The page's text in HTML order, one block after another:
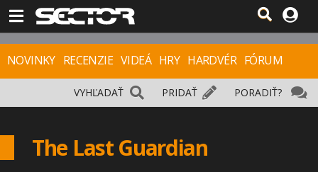
NOVINKY RECENZIE VIDEÁ HRY HARDVÉR FÓRUM
PORADIŤ?
PRIDAŤ
VYHĽADAŤ
The Last Guardian